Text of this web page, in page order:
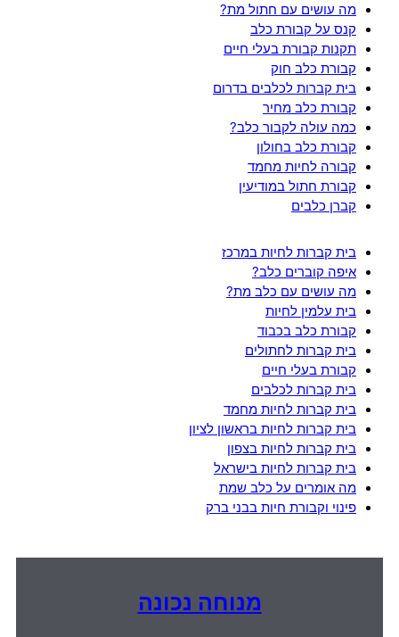
מה עושים עם חתול מת?
קנס על קבורת כלב
תקנות קבורת בעלי חיים
קבורת כלב חוק
בית קברות לכלבים בדרום
קבורת כלב מחיר
כמה עולה לקבור כלב?
קבורת כלב בחולון
קבורה לחיות מחמד
קבורת חתול במודיעין
קברן כלבים
בית קברות לחיות במרכז
איפה קוברים כלב?
מה עושים עם כלב מת?
בית עלמין לחיות
קבורת כלב בכבוד
בית קברות לחתולים
קבורת בעלי חיים
בית קברות לכלבים
בית קברות לחיות מחמד
בית קברות לחיות בראשון לציון
בית קברות לחיות בצפון
בית קברות לחיות בישראל
מה אומרים על כלב שמת
פינוי וקבורת חיות בבני ברק
מנוחה נכונה